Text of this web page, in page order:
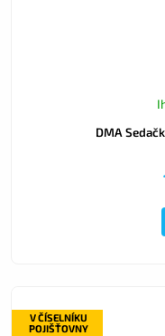
DMA
V ČÍSELNÍKU
POJIŠŤOVNY